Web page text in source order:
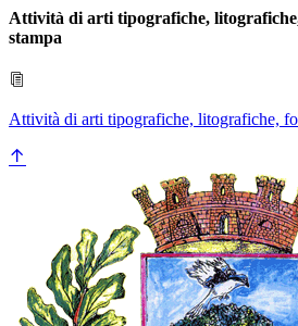
Attività di arti tipografiche,
stampa
Attività di arti tipografiche, litografiche,